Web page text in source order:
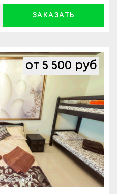
ЗАКАЗАТЬ
от 5 500 руб